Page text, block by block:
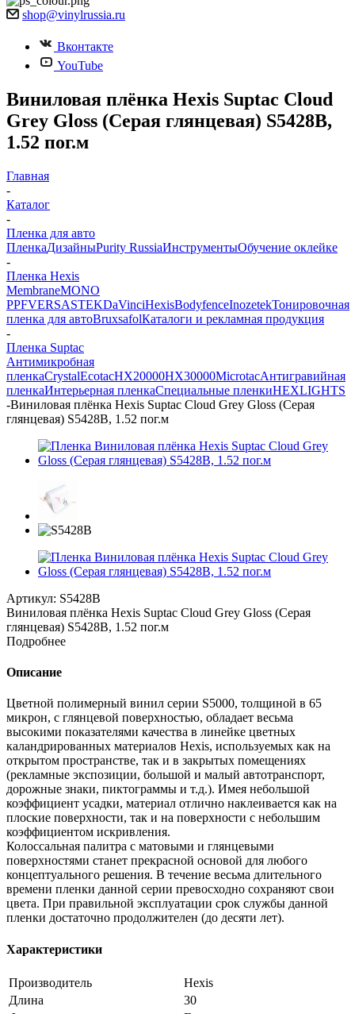
shop@vinylrussia.ru
Вконтакте
YouTube
Виниловая плёнка Hexis Suptac Cloud
Grey Gloss (Серая глянцевая) S5428B,
1.52 пог.м
Главная
-
Каталог
-
Пленка для авто
ПленкаДизайныPurity RussiaИнструментыОбучение оклейке
-
Пленка Hexis
MembraneMONO
PPFVERSASTEKDaVinciHexisBodyfenceInozetekТонировочная
пленка для автоBruxsafolКаталоги и рекламная продукция
-
Пленка Suptac
Антимикробная
пленкаCrystalEcotacHX20000HX30000MicrotacАнтигравийная
пленкаИнтерьерная пленкаСпециальные пленкиHEXLIGHTS
-Виниловая плёнка Hexis Suptac Cloud Grey Gloss (Серая
глянцевая) S5428B, 1.52 пог.м
Артикул: S5428B
Виниловая плёнка Hexis Suptac Cloud Grey Gloss (Серая
глянцевая) S5428B, 1.52 пог.м
Подробнее
Описание
Цветной полимерный винил серии S5000, толщиной в 65
микрон, с глянцевой поверхностью, обладает весьма
высокими показателями качества в линейке цветных
каландрированных материалов Hexis, используемых как на
открытом пространстве, так и в закрытых помещениях
(рекламные экспозиции, большой и малый автотранспорт,
дорожные знаки, пиктограммы и т.д.). Имея небольшой
коэффициент усадки, материал отлично наклеивается как на
плоские поверхности, так и на поверхности с небольшим
коэффициентом искривления.
Колоссальная палитра с матовыми и глянцевыми
поверхностями станет прекрасной основой для любого
концептуального решения. В течение весьма длительного
времени пленки данной серии превосходно сохраняют свои
цвета. При правильной эксплуатации срок службы данной
пленки достаточно продолжителен (до десяти лет).
Характеристики
Производитель
Hexis
Длина
30